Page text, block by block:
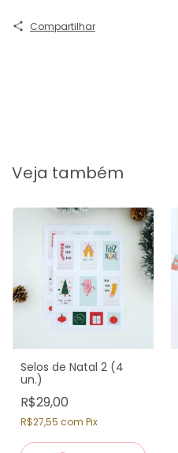
Compartilhar
Veja também
Selos de Natal 2 (4
un.)
R$29,00
R$27,55 com Pix